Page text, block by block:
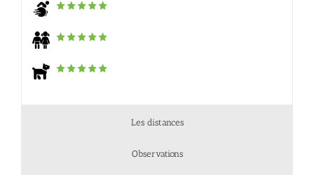
Les distances
Observations